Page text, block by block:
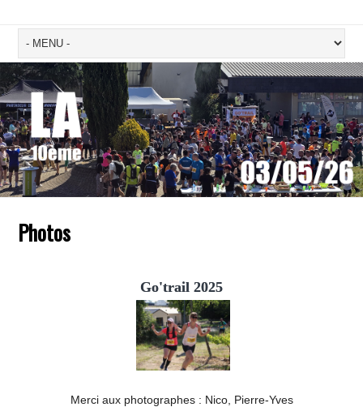
Photos
Go'trail 2025
Merci aux photographes : Nico, Pierre-Yves